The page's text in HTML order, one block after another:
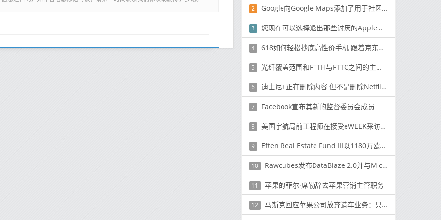
2 Google向Google Maps添加了用于社区编辑的选项
3 您现在可以选择退出那些讨厌的Apple订阅收据
4 618如何轻松抄底高性价手机 跟着京东手机折扣热销榜就够了
5 光纤覆盖范围和FTTH与FTTC之间的主要区别
6 迪士尼+正在删除内容 但不是删除Netflix的方式
7 Facebook宣布其新的监督委员会成员
8 美国宇航局前工程师在接受eWEEK采访时回想起阿波罗11号登月任务
9 Eften Real Estate Fund III以1180万欧元的价格收购了维尔纽斯商务中心
10 Rawcubes发布DataBlaze 2.0并与Microsoft建立共同销售合作伙伴关系
11 苹果的菲尔·席勒辞去苹果营销主管职务
12 马斯克回应苹果公司放弃造车业务：只有两个表情包